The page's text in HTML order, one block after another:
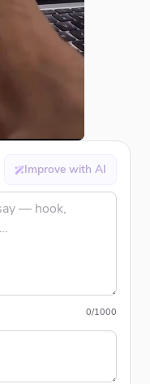
Improve with AI
0/1000